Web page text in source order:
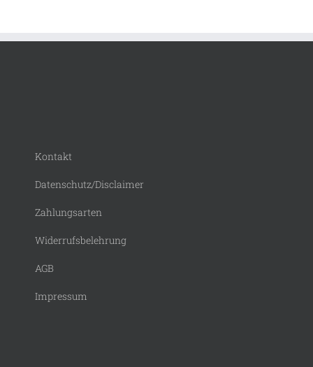
Kontakt
Datenschutz/Disclaimer
Zahlungsarten
Widerrufsbelehrung
AGB
Impressum